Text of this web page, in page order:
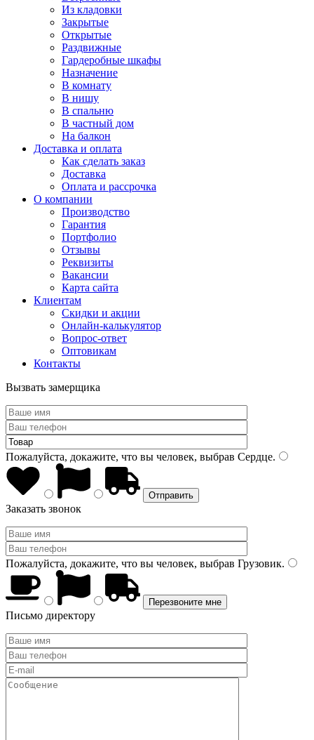
Из кладовки
Закрытые
Открытые
Раздвижные
Гардеробные шкафы
Назначение
В комнату
В нишу
В спальню
В частный дом
На балкон
Доставка и оплата
Как сделать заказ
Доставка
Оплата и рассрочка
О компании
Производство
Гарантия
Портфолио
Отзывы
Реквизиты
Вакансии
Карта сайта
Клиентам
Скидки и акции
Онлайн-калькулятор
Вопрос-ответ
Оптовикам
Контакты
Вызвать замерщика
Пожалуйста, докажите, что вы человек, выбрав Сердце.
Заказать звонок
Пожалуйста, докажите, что вы человек, выбрав Грузовик.
Письмо директору